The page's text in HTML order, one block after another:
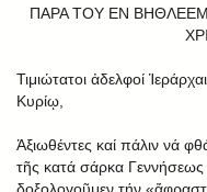
ΠΑΡΑ ΤΟΥ ΕΝ
Τιμιώτατοι ἀδελφοί
Κυρίῳ,
Ἀξιωθέντες καί πάλιν νά
τῆς κατά σάρκα Γεννήσεως